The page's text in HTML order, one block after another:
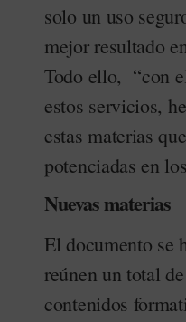
solo un uso
mejor resultado
Todo ello, “con
estos servicios,
estas materias
potenciadas en
Nuevas materias
El documento se
reúnen un total
contenidos